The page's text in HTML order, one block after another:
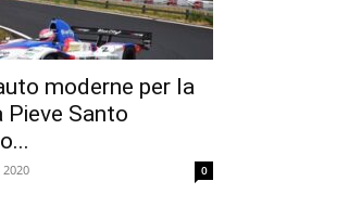
moderne per la
Pieve Santo
0